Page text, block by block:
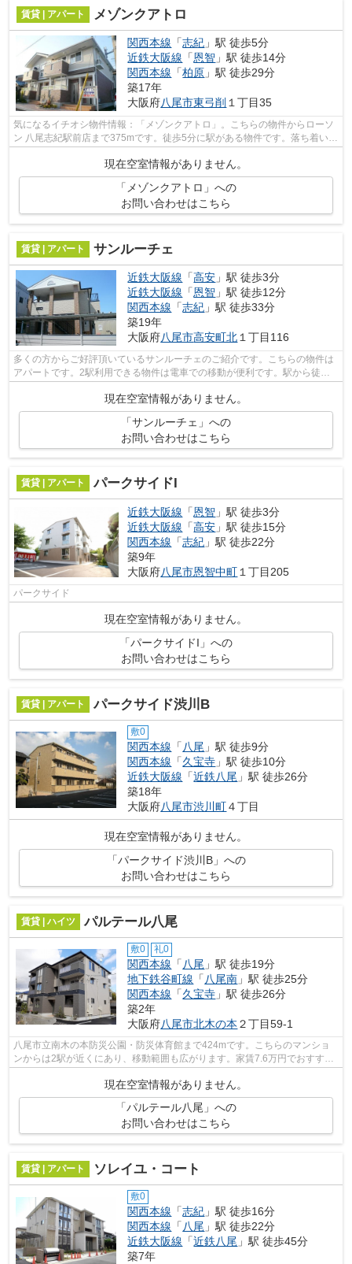
賃貸 | アパート メゾンクアトロ
関西本線 「志紀 」駅 徒歩5分
近鉄大阪線 「恩智 」駅 徒歩14分
関西本線 「柏原 」駅 徒歩29分
築17年
大阪府八尾市東弓削 １丁目35
気になるイチオシ物件情報：「メゾンクアトロ」。こちらの物件からローソ
ン 八尾志紀駅前店まで375mです。徒歩5分に駅がある物件です。落ち着いた
街並みが魅力のアパートはこちらです...
現在空室情報がありません。
「メゾンクアトロ」への
お問い合わせはこちら
賃貸 | アパート サンルーチェ
近鉄大阪線 「高安 」駅 徒歩3分
近鉄大阪線 「恩智 」駅 徒歩12分
関西本線 「志紀 」駅 徒歩33分
築19年
大阪府八尾市高安町北 １丁目116
多くの方からご好評頂いているサンルーチェのご紹介です。こちらの物件は
アパートです。2駅利用できる物件は電車での移動が便利です。駅から徒歩3
分というアクセス良好な駅近物件はい...
現在空室情報がありません。
「サンルーチェ」への
お問い合わせはこちら
賃貸 | アパート パークサイドI
近鉄大阪線 「恩智 」駅 徒歩3分
近鉄大阪線 「高安 」駅 徒歩15分
関西本線 「志紀 」駅 徒歩22分
築9年
大阪府八尾市恩智中町 １丁目205
パークサイド
現在空室情報がありません。
「パークサイドI」への
お問い合わせはこちら
賃貸 | アパート パークサイド渋川B
敷0
関西本線 「 八尾 」駅 徒歩9分
関西本線 「久宝寺 」駅 徒歩10分
近鉄大阪線 「近鉄八尾 」駅 徒歩26分
築18年
大阪府八尾市渋川町４丁目
現在空室情報がありません。
「パークサイド渋川B」への
お問い合わせはこちら
賃貸 | ハイツ パルテール八尾
敷0 礼0
関西本線 「 八尾 」駅 徒歩19分
地下鉄谷町線 「 八尾南 」駅 徒歩25分
関西本線 「久宝寺 」駅 徒歩26分
築2年
大阪府八尾市北木の本 ２丁目59-1
八尾市立南木の本防災公園・防災体育館まで424mです。こちらのマンショ
ンからは2駅が近くにあり、移動範囲も広がります。家賃7.6万円でおすすめ
の物件です。ぜひ一度見ていただきたい...
現在空室情報がありません。
「パルテール八尾」への
お問い合わせはこちら
賃貸 | アパート ソレイユ・コート
敷0
関西本線 「志紀 」駅 徒歩16分
関西本線 「八尾 」駅 徒歩22分
近鉄大阪線 「近鉄八尾 」駅 徒歩45分
築7年